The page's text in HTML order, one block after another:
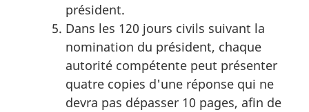
président.
Dans les 120 jours civils suivant la
nomination du président, chaque
autorité compétente peut présenter
quatre copies d'une réponse qui ne
devra pas dépasser 10 pages, afin de